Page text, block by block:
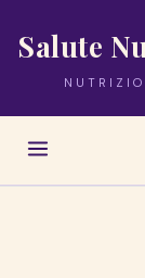
Salute